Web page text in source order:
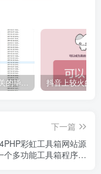
计算机专业相关的毕业设计论文合集免费下载
下一篇
彩虹工具箱网站源
个多功能工具箱程序支